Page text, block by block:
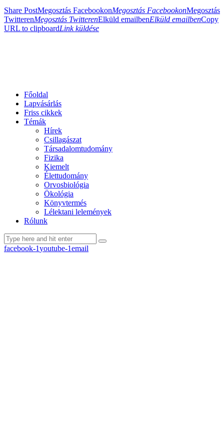
Share PostMegosztás FacebookonMegosztás FacebookonMegosztás
TwitterenMegosztás TwitterenElküld emailbenElküld emailbenCopy
URL to clipboardLink küldése
Főoldal
Lapvásárlás
Friss cikkek
Témák
Hírek
Csillagászat
Társadalomtudomány
Fizika
Kiemelt
Élettudomány
Orvosbiológia
Ökológia
Könyvtermés
Lélektani lelemények
Rólunk
facebook-1youtube-1email